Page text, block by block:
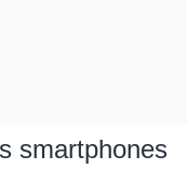
smartphones